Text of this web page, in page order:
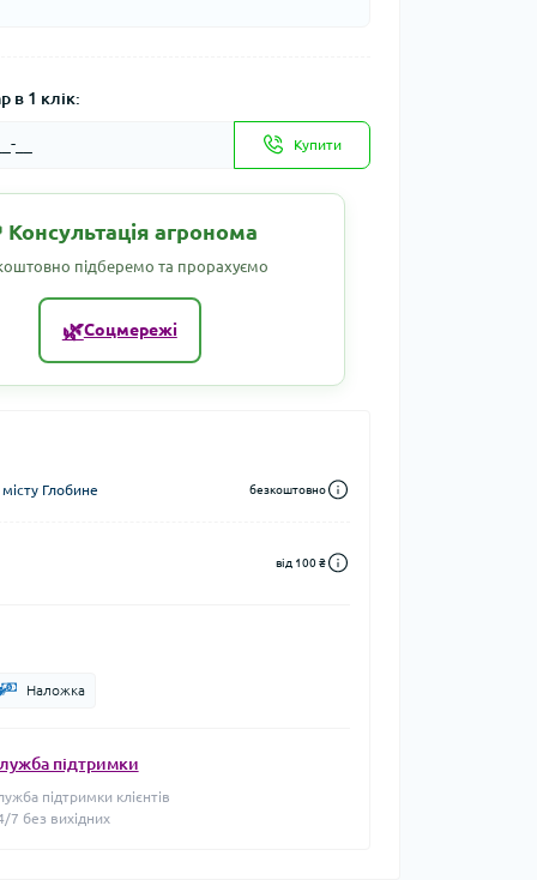
в 1 клік:
Купити
Консультація агронома
підберемо та прорахуємо
🌿Соцмережі
Глобине безкоштовно
від 100 ₴
Наложка
підтримки
підтримки клієнтів
7 без вихідних